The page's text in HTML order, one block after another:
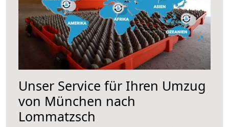
Unser Service für Ihren Umzug
von München nach
Lommatzsch